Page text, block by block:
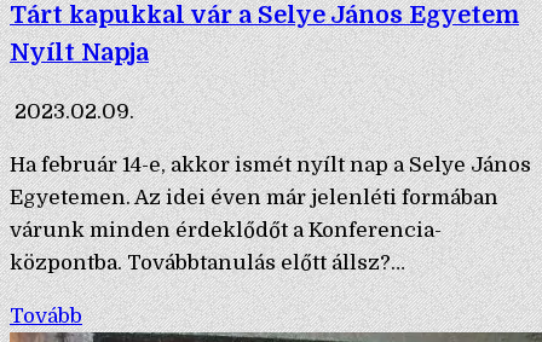
Tárt kapukkal vár a Selye János Egyetem
Nyílt Napja
2023.02.09.
Ha február 14-e, akkor ismét nyílt nap a Selye János
Egyetemen. Az idei éven már jelenléti formában
várunk minden érdeklődőt a Konferencia-
központba. Továbbtanulás előtt állsz?…
Tovább